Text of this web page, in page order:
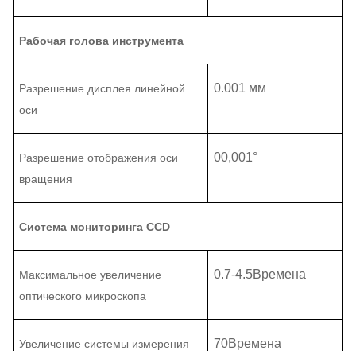
Рабочая голова инструмента
Разрешение дисплея линейной
оси
0.001 мм
Разрешение отображения оси
вращения
00,001°
Система мониторинга CCD
Максимальное увеличение
оптического микроскопа
0.7-4.5Времена
Увеличение системы измерения
70Времена